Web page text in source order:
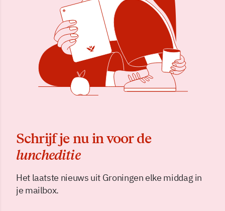
Schrijf je nu in voor de
luncheditie
Het laatste nieuws uit Groningen elke middag in
je mailbox.